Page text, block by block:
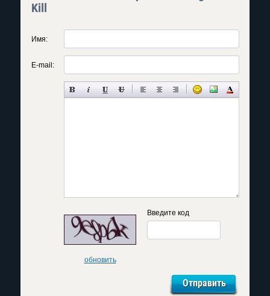
Kill
Имя:
E-mail:
обновить
Введите код